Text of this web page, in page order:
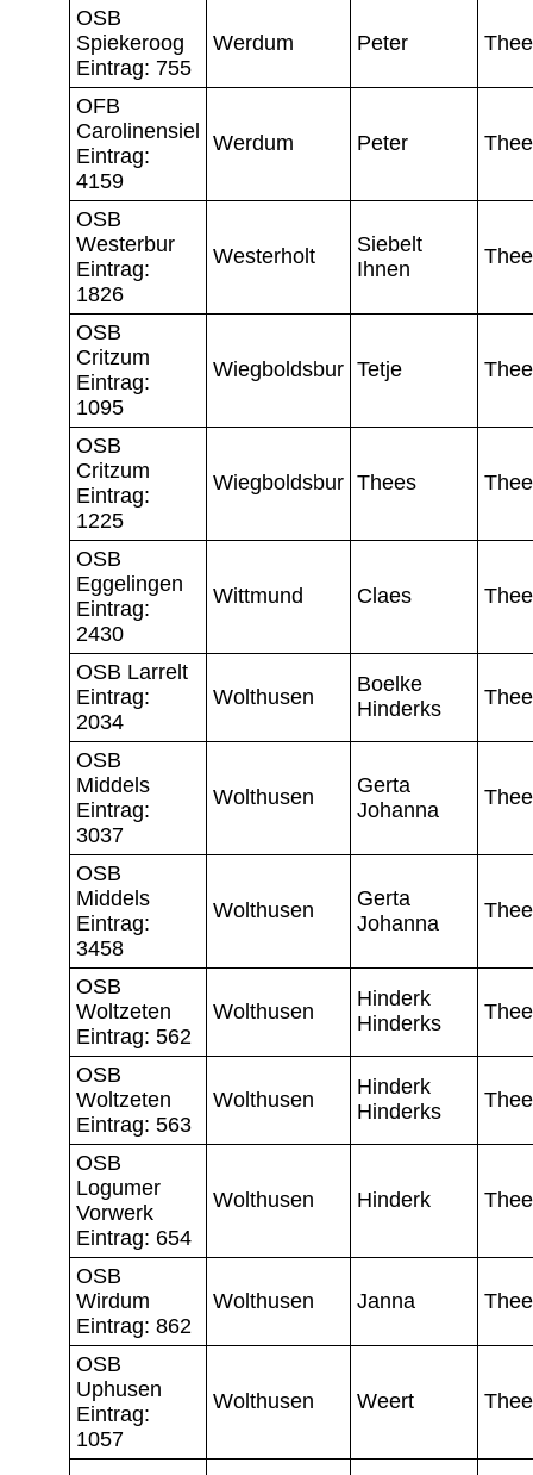
OSB
Spiekeroog
Eintrag: 755
Werdum Peter
OFB
Carolinensiel
Eintrag:
4159
Werdum Peter
OSB
Westerbur
Eintrag:
1826
Westerholt
Siebelt
Ihnen
OSB
Critzum
Eintrag:
1095
Wiegboldsbur Tetje
OSB
Critzum
Eintrag:
1225
Wiegboldsbur Thees
OSB
Eggelingen
Eintrag:
2430
Wittmund Claes
OSB Larrelt
Eintrag:
2034
Wolthusen
Boelke
Hinderks
OSB
Middels
Eintrag:
3037
Wolthusen
Gerta
Johanna
OSB
Middels
Eintrag:
3458
Wolthusen
Gerta
Johanna
OSB
Woltzeten
Eintrag: 562
Wolthusen
Hinderk
Hinderks
OSB
Woltzeten
Eintrag: 563
Wolthusen
Hinderk
Hinderks
OSB
Logumer
Vorwerk
Eintrag: 654
Wolthusen Hinderk
OSB
Wirdum
Eintrag: 862
Wolthusen Janna
OSB
Uphusen
Eintrag:
1057
Wolthusen Weert